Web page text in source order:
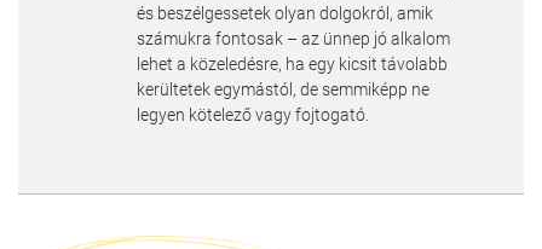
és beszélgessetek olyan dolgokról, amik
számukra fontosak – az ünnep jó alkalom
lehet a közeledésre, ha egy kicsit távolabb
kerültetek egymástól, de semmiképp ne
legyen kötelező vagy fojtogató.